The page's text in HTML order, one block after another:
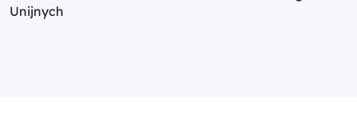
Unijnych